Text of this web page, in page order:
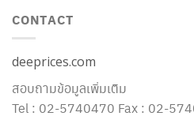
CONTACT
deeprices.com
สอบถามข้อมูลเพิ่มเติม
Tel : 02-5740470 Fax : 02-